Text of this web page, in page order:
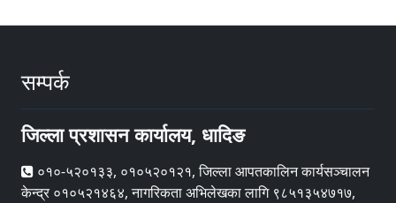
सम्पर्क
जिल्ला प्रशासन कार्यालय, धादिङ
०१०-५२०१३३, ०१०५२०१२१, जिल्ला आपतकालिन कार्यसञ्चालन
केन्द्र ०१०५२१४६४, नागरिकता अभिलेखका लागि ९८५१३५४७१७,